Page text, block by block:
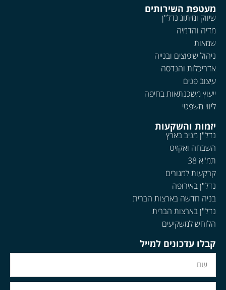
מעטפת השירותים
שיווק ומיתוג נדל"ן
מדיה והדמיה
שמאות
ניהול שיפוצים ובנייה
אדריכלות והנדסה
עיצוב פנים
ייעוץ משכנתאות בחיפה
ליווי משפטי
יזמות והשקעות
נדל"ן מניב בארץ
השבחה ואקזיט
תמ"א 38
קרקעות למגורים
נדל"ן באירופה
בניה חדשה בארצות הברית
נדל"ן בארצות הברית
הלוחש למשקיעים
קבלו עדכונים למייל